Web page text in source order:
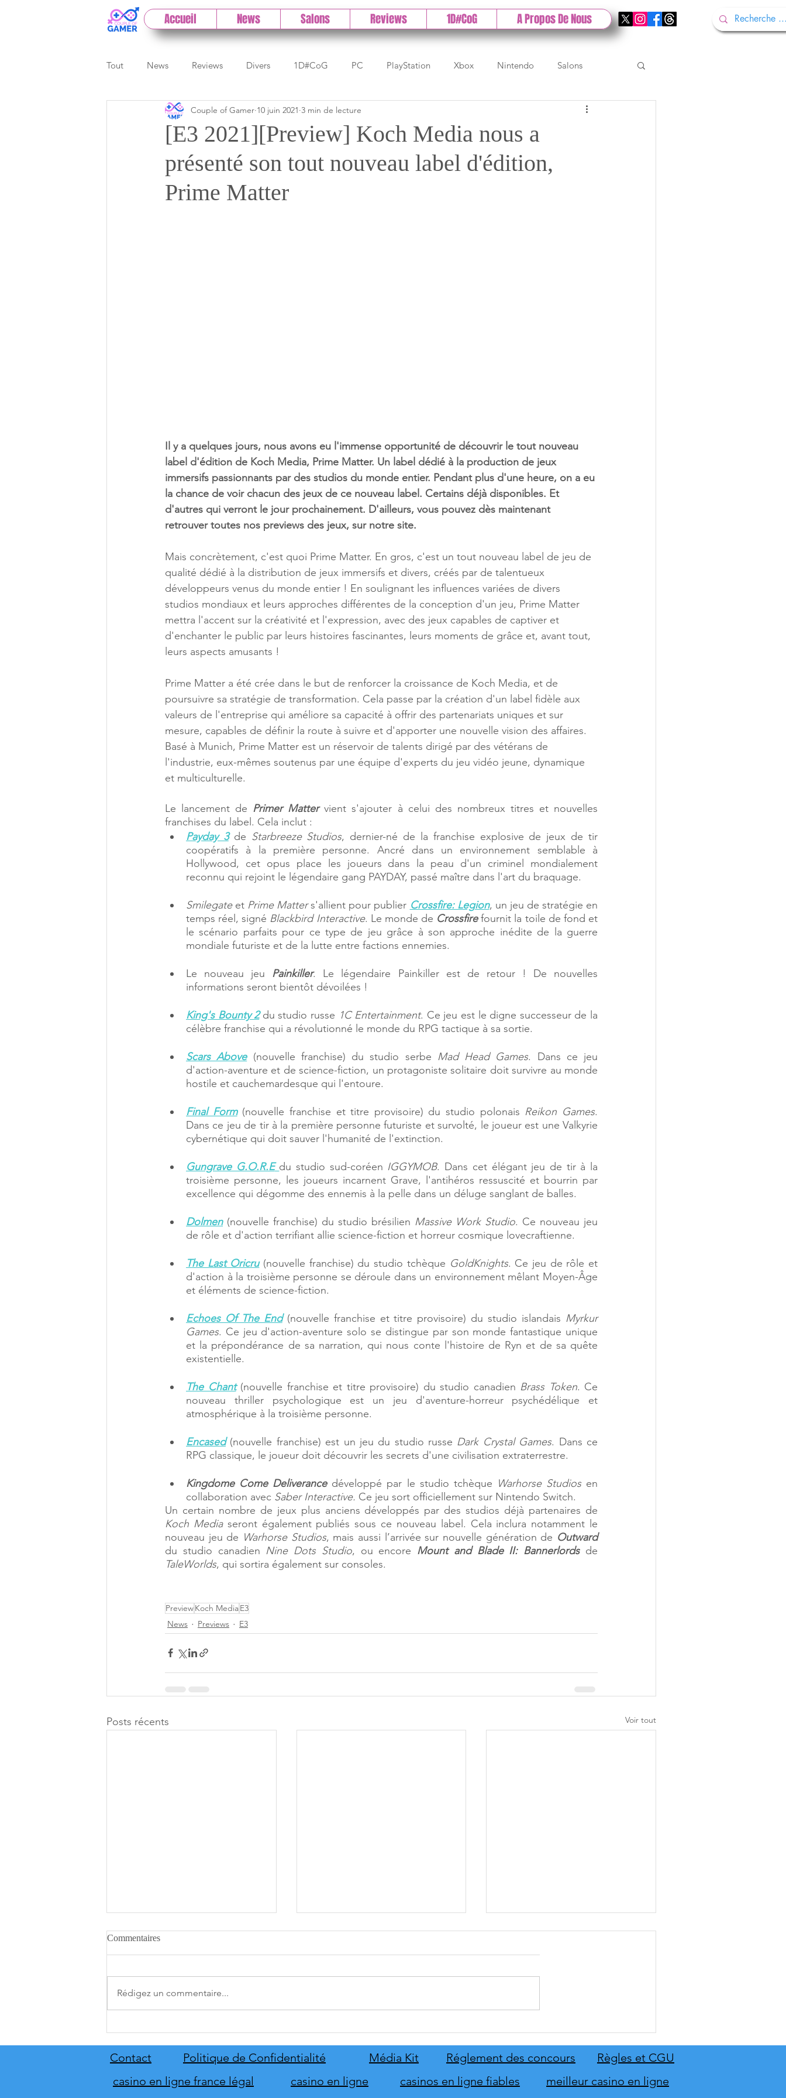
Accueil News Salons Reviews 1D#CoG A Propos De Nous
Tout News Reviews Divers 1D#CoG PC PlayStation Xbox Nintendo Salons
Previews Cloud Test indé DLC Gamescom
Paris Games Week Early Access Test 1DCoG Test Xbox Test Nintendo Test PlayStation
[E3 2021][Preview] Koch Media nous a
présenté son tout nouveau label d'édition,
Prime Matter
Couple of Gamer 10 juin 2021 3 min de lecture
Il y a quelques jours, nous avons eu l'immense opportunité de découvrir le tout nouveau
label d'édition de Koch Media, Prime Matter. Un label dédié à la production de jeux
immersifs passionnants par des studios du monde entier. Pendant plus d'une heure, on a eu
la chance de voir chacun des jeux de ce nouveau label. Certains déjà disponibles. Et
d'autres qui verront le jour prochainement. D'ailleurs, vous pouvez dès maintenant
retrouver toutes nos previews des jeux, sur notre site.
Mais concrètement, c'est quoi Prime Matter. En gros, c'est un tout nouveau label de jeu de
qualité dédié à la distribution de jeux immersifs et divers, créés par de talentueux
développeurs venus du monde entier ! En soulignant les influences variées de divers
studios mondiaux et leurs approches différentes de la conception d'un jeu, Prime Matter
mettra l'accent sur la créativité et l'expression, avec des jeux capables de captiver et
d'enchanter le public par leurs histoires fascinantes, leurs moments de grâce et, avant tout,
leurs aspects amusants !
Prime Matter a été crée dans le but de renforcer la croissance de Koch Media, et de
poursuivre sa stratégie de transformation. Cela passe par la création d'un label fidèle aux
valeurs de l'entreprise qui améliore sa capacité à offrir des partenariats uniques et sur
mesure, capables de définir la route à suivre et d'apporter une nouvelle vision des affaires.
Basé à Munich, Prime Matter est un réservoir de talents dirigé par des vétérans de
l'industrie, eux-mêmes soutenus par une équipe d'experts du jeu vidéo jeune, dynamique
et multiculturelle.
Le lancement de Primer Matter vient s'ajouter à celui des nombreux titres et nouvelles
franchises du label. Cela inclut :
Payday 3 de Starbreeze Studios, dernier-né de la franchise explosive de jeux de tir
coopératifs à la première personne. Ancré dans un environnement semblable à
Hollywood, cet opus place les joueurs dans la peau d'un criminel mondialement
reconnu qui rejoint le légendaire gang PAYDAY, passé maître dans l'art du braquage.
Smilegate et Prime Matter s'allient pour publier Crossfire: Legion, un jeu de stratégie en
temps réel, signé Blackbird Interactive. Le monde de Crossfire fournit la toile de fond et
le scénario parfaits pour ce type de jeu grâce à son approche inédite de la guerre
mondiale futuriste et de la lutte entre factions ennemies.
Le nouveau jeu Painkiller. Le légendaire Painkiller est de retour ! De nouvelles
informations seront bientôt dévoilées !
King's Bounty 2 du studio russe 1C Entertainment. Ce jeu est le digne successeur de la
célèbre franchise qui a révolutionné le monde du RPG tactique à sa sortie.
Scars Above (nouvelle franchise) du studio serbe Mad Head Games. Dans ce jeu
d'action-aventure et de science-fiction, un protagoniste solitaire doit survivre au monde
hostile et cauchemardesque qui l'entoure.
Final Form (nouvelle franchise et titre provisoire) du studio polonais Reikon Games.
Dans ce jeu de tir à la première personne futuriste et survolté, le joueur est une Valkyrie
cybernétique qui doit sauver l'humanité de l'extinction.
Gungrave G.O.R.E du studio sud-coréen IGGYMOB. Dans cet élégant jeu de tir à la
troisième personne, les joueurs incarnent Grave, l'antihéros ressuscité et bourrin par
excellence qui dégomme des ennemis à la pelle dans un déluge sanglant de balles.
Dolmen (nouvelle franchise) du studio brésilien Massive Work Studio. Ce nouveau jeu
de rôle et d'action terrifiant allie science-fiction et horreur cosmique lovecraftienne.
The Last Oricru (nouvelle franchise) du studio tchèque GoldKnights. Ce jeu de rôle et
d'action à la troisième personne se déroule dans un environnement mêlant Moyen-Âge
et éléments de science-fiction.
Echoes Of The End (nouvelle franchise et titre provisoire) du studio islandais Myrkur
Games. Ce jeu d'action-aventure solo se distingue par son monde fantastique unique
et la prépondérance de sa narration, qui nous conte l'histoire de Ryn et de sa quête
existentielle.
The Chant (nouvelle franchise et titre provisoire) du studio canadien Brass Token. Ce
nouveau thriller psychologique est un jeu d'aventure-horreur psychédélique et
atmosphérique à la troisième personne.
Encased (nouvelle franchise) est un jeu du studio russe Dark Crystal Games. Dans ce
RPG classique, le joueur doit découvrir les secrets d'une civilisation extraterrestre.
Kingdome Come Deliverance développé par le studio tchèque Warhorse Studios en
collaboration avec Saber Interactive. Ce jeu sort officiellement sur Nintendo Switch.
Koch Media seront également publiés sous ce nouveau label. Cela inclura notamment le
nouveau jeu de Warhorse Studios, mais aussi l’arrivée sur nouvelle génération de Outward
du studio canadien Nine Dots Studio, ou encore Mount and Blade II: Bannerlords
TaleWorlds, qui sortira également sur consoles.
PreviewKoch MediaE3
News
Previews E3
Posts récents Voir tout
de son extension Homme
d'honneur
Commentaires
Rédigez un commentaire...
Contact Politique de Confidentialité Média Kit Règles et CGU
Réglement des concours
casino en ligne france légal
meilleur casino en ligne
casino en ligne
casinos en ligne fiables